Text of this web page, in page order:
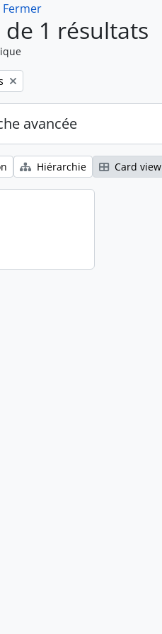
Fermer
1 résultats
filter:
avancée
Hiérarchie Card view